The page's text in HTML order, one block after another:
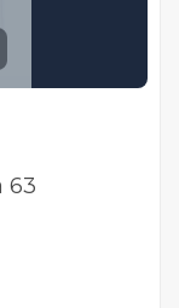
63